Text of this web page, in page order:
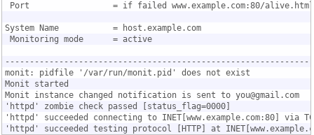
Port                 = if failed www.example.com:80/alive.html
System Name           = host.example.com
Monitoring mode      = active
monit: pidfile '/var/run/monit.pid' does not exist
Monit started
Monit instance changed notification is sent to you@gmail.com
'httpd' zombie check passed [status_flag=0000]
'httpd' succeeded connecting to INET[www.example.com:80] via
'httpd' succeeded testing protocol [HTTP] at